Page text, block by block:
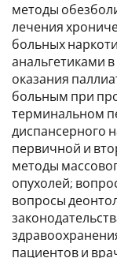
методы
лечения
больных
анальгетиками
оказания
больным при
терминальном
диспансерного
первичной и
методы
опухолей;
вопросы
пациентов и